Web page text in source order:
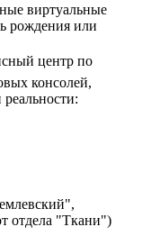
виртуальные
рождения или
центр по
консолей,
отдела "Ткани")